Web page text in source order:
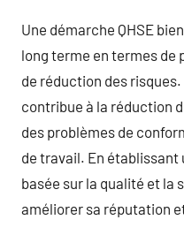
Une démarche QHSE
long terme en termes de
de réduction des
contribue à la réduction
des problèmes de
de travail. En établissant
basée sur la qualité et la
améliorer sa réputation